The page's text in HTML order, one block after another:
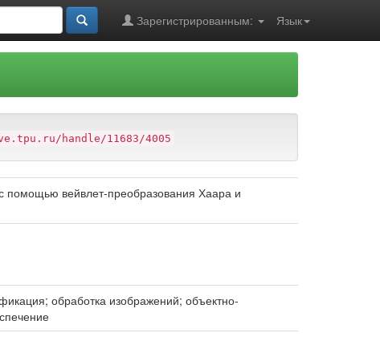
Язык
Зарегистрированным:
handle/11683/4005
помощью вейвлет-преобразования Хаара и
обработка изображений; объектно-